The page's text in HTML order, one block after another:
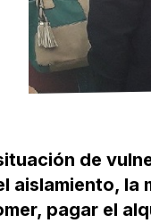
de
aislamiento, la
pagar el